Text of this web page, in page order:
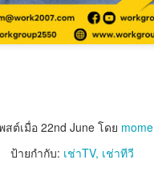
สต์เมื่อ 22nd Juneโดย mome
ป้ายกำกับ: เช่าTV เช่าทีวี